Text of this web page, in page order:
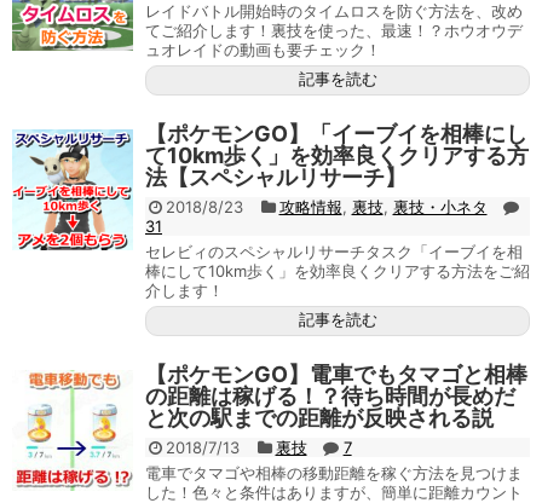
レイドバトル開始時のタイムロスを防ぐ方法を、改め
てご紹介します！裏技を使った、最速！？ホウオウデ
ュオレイドの動画も要チェック！
記事を読む
【ポケモンGO】「イーブイを相棒にし
て10km歩く」を効率良くクリアする方
法【スペシャルリサーチ】
2018/8/23 攻略情報, 裏技, 裏技・小ネタ
31
セレビィのスペシャルリサーチタスク「イーブイを相
棒にして10km歩く」を効率良くクリアする方法をご紹
介します！
記事を読む
【ポケモンGO】電車でもタマゴと相棒
の距離は稼げる！？待ち時間が長めだ
と次の駅までの距離が反映される説
2018/7/13 裏技
7
電車でタマゴや相棒の移動距離を稼ぐ方法を見つけま
した！色々と条件はありますが、簡単に距離カウント